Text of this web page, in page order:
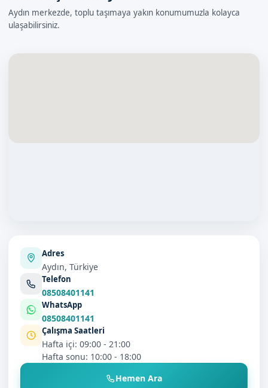
Aydın merkezde, toplu taşımaya yakın konumumuzla kolayca
ulaşabilirsiniz.
Adres
Aydın, Türkiye
Telefon
08508401141
WhatsApp
08508401141
Çalışma Saatleri
Hafta içi: 09:00 - 21:00
Hafta sonu: 10:00 - 18:00
Hemen Ara